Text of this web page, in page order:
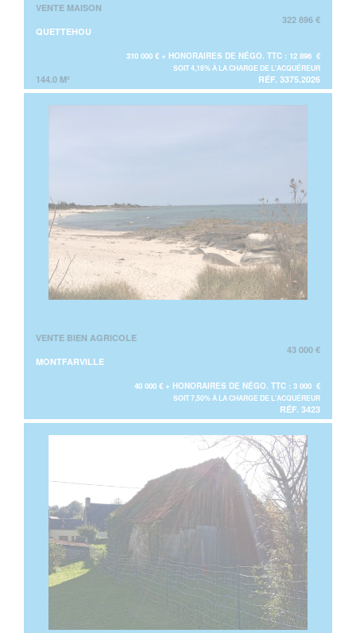
VENTE MAISON
322 896 €
QUETTEHOU
310 000 € + HONORAIRES DE NÉGO. TTC : 12 896 €
SOIT 4,16% À LA CHARGE DE L'ACQUÉREUR
144.0 M² RÉF. 3375.2026
VENTE BIEN AGRICOLE
43 000 €
MONTFARVILLE
40 000 € + HONORAIRES DE NÉGO. TTC : 3 000 €
SOIT 7,50% À LA CHARGE DE L'ACQUÉREUR
RÉF. 3423